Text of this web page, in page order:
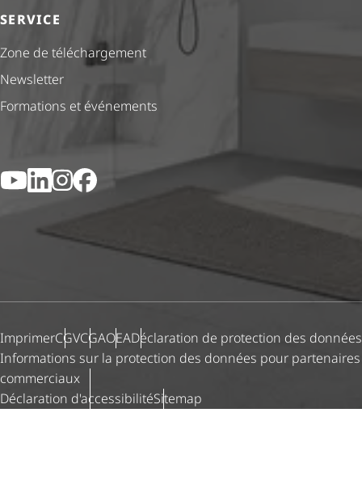
SERVICE
Zone de téléchargement
Newsletter
Formations et événements
YouTubeLinkedIn
Instagram
Facebook
ImprimerCGVCGAOEADéclaration de protection des données
Informations sur la protection des données pour partenaires
commerciaux
Déclaration d'ac­ces­si­bi­litéSitemap